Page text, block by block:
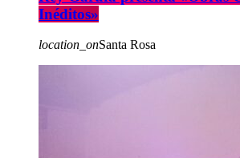
Inéditos»
location_onSanta Rosa